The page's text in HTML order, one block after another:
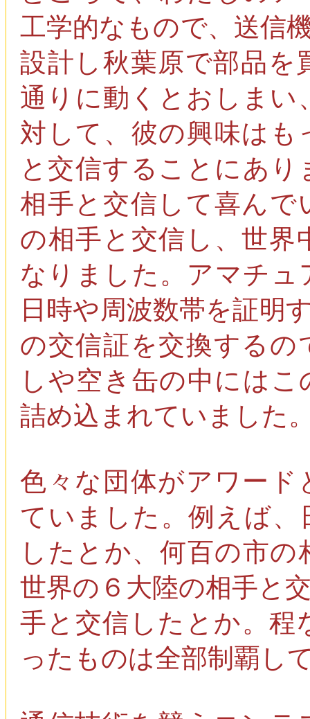
工学的なもので、送信
設計し秋葉原で部品を
通りに動くとおしまい
対して、彼の興味はも
と交信することにあ
相手と交信して喜んで
の相手と交信し、世界
なりました。アマチ
日時や周波数帯を証明
の交信証を交換するの
しや空き缶の中には
詰め込まれていました
色々な団体がアワード
ていました。例えば、
したとか、何百の市
世界の６大陸の相手と
手と交信したとか。程
ったものは全部制覇し